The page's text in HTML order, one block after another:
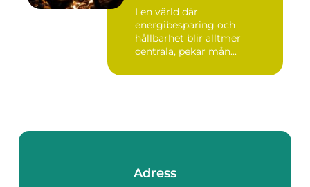
I en värld där
energibesparing och
hållbarhet blir alltmer
centrala, pekar mån...
Adress